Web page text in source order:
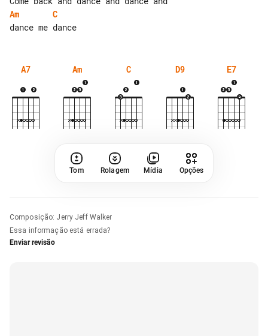
Am
C
A7 Am C D9 E7
Tom Rolagem Mídia Opções
Composição: Jerry Jeff Walker
Essa informação está errada?
Enviar revisão